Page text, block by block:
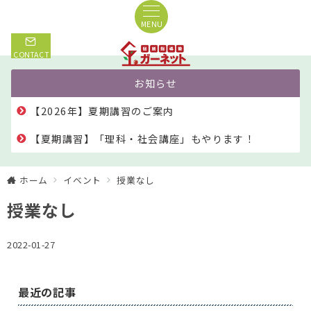
MENU
CONTACT
お知らせ
【2026年】夏期講習のご案内
【夏期講習】「理科・社会講座」もやります！
ホーム イベント 授業なし
授業なし
2022-01-27
最近の記事